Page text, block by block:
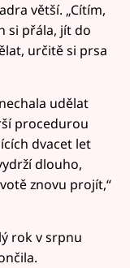
větší. „Cítím,
si přála, jít do
určitě si prsa
udělat
procedurou
dvacet let
dlouho,
znovu projít,“
rok v srpnu